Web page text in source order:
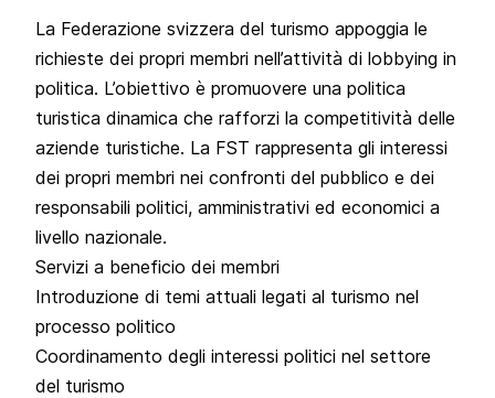
La Federazione svizzera del turismo appoggia le
richieste dei propri membri nell’attività di lobbying in
politica. L’obiettivo è promuovere una politica
turistica dinamica che rafforzi la competitività delle
aziende turistiche. La FST rappresenta gli interessi
dei propri membri nei confronti del pubblico e dei
responsabili politici, amministrativi ed economici a
livello nazionale.
Servizi a beneficio dei membri
Introduzione di temi attuali legati al turismo nel
processo politico
Coordinamento degli interessi politici nel settore
del turismo